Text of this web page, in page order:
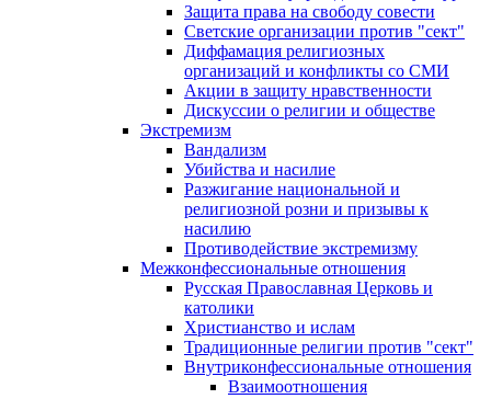
Защита права на свободу совести
Светские организации против "сект"
Диффамация религиозных
организаций и конфликты со СМИ
Акции в защиту нравственности
Дискуссии о религии и обществе
Экстремизм
Вандализм
Убийства и насилие
Разжигание национальной и
религиозной розни и призывы к
насилию
Противодействие экстремизму
Межконфессиональные отношения
Русская Православная Церковь и
католики
Христианство и ислам
Традиционные религии против "сект"
Внутриконфессиональные отношения
Взаимоотношения